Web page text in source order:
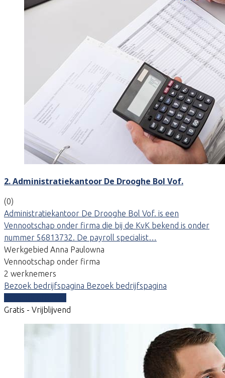
2. Administratiekantoor De Drooghe Bol Vof.
(0)
Administratiekantoor De Drooghe Bol Vof. is een
Vennootschap onder firma die bij de KvK bekend is onder
nummer 56813732. De payroll specialist…
Werkgebied Anna Paulowna
Vennootschap onder firma
2 werknemers
Bezoek bedrijfspagina Bezoek bedrijfspagina
Gratis - Vrijblijvend